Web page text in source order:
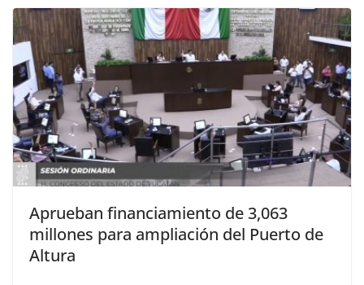
Aprueban financiamiento de 3,063
millones para ampliación del Puerto de
Altura